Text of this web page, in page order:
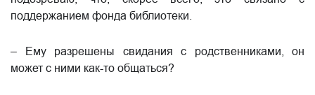
поддержанием фонда библиотеки.
– Ему разрешены свидания с родственниками, он
может с ними как-то общаться?